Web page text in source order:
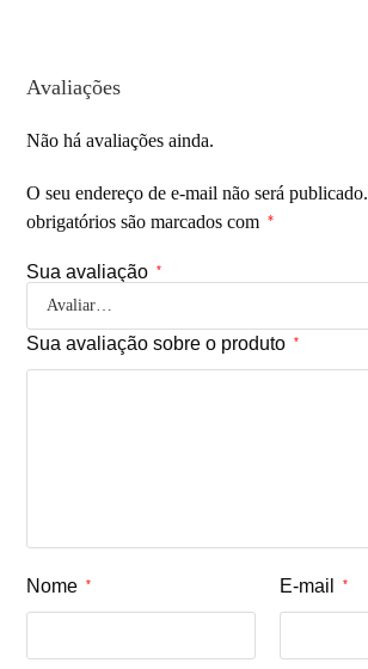
Avaliações
Não há avaliações ainda.
O seu endereço de e-mail não será publicado.
obrigatórios são marcados com
*
Sua avaliação *
Sua avaliação sobre o produto *
Nome * E-mail *